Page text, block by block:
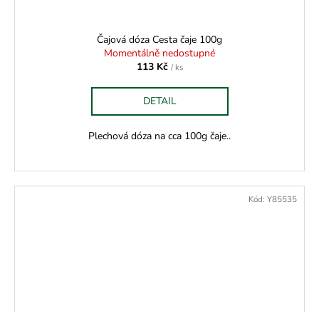
Čajová dóza Cesta čaje 100g
Momentálně nedostupné
113 Kč / ks
DETAIL
Plechová dóza na cca 100g čaje..
Kód: Y85535